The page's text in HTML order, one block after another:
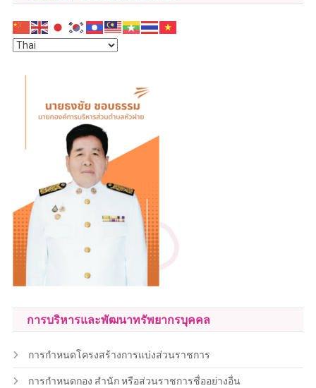
การบริหารและพัฒนาทรัพยากรบุคคล
การกำหนดโครงสร้างการแบ่งส่วนราชการ
การกำหนดกอง สำนัก หรือส่วนราชการชื่ออย่างอื่น